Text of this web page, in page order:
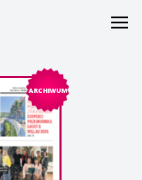
ARCHIWUM